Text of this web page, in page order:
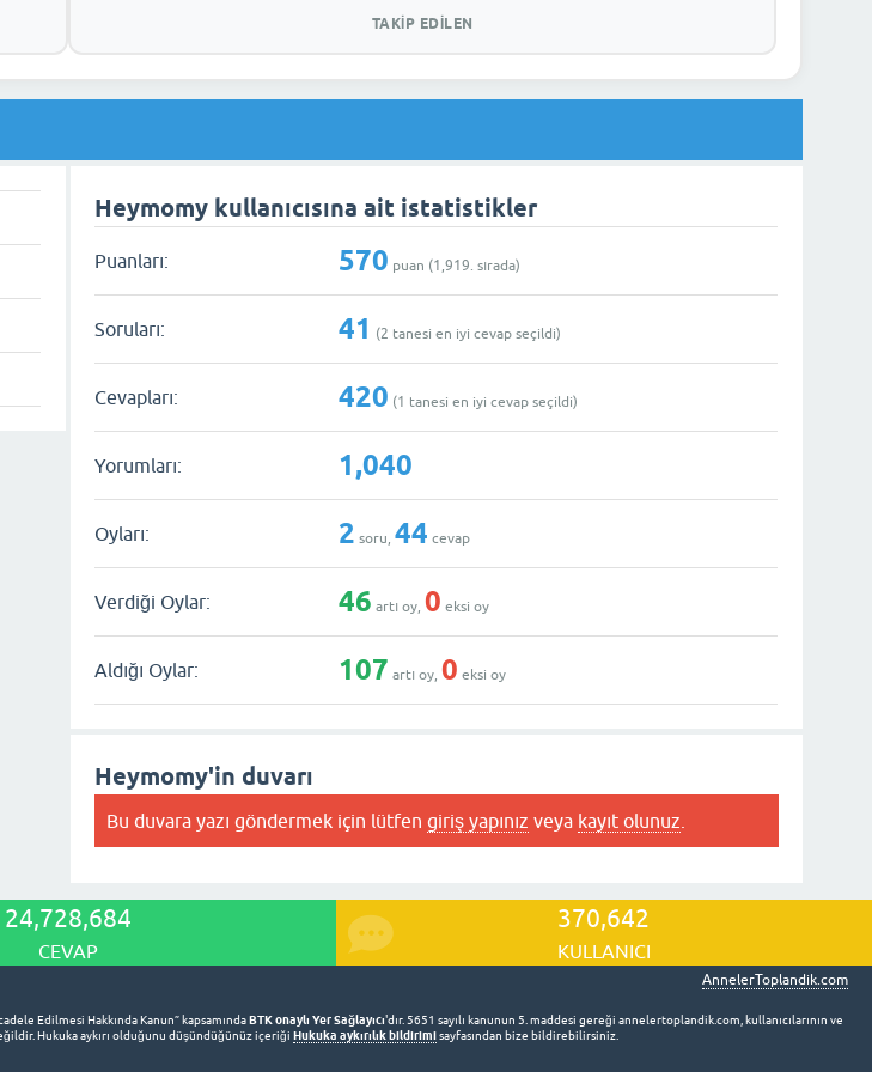
TAKIP EDILEN
Heymomy kullanıcısına ait istatistikler
Puanları: 570 puan (1,919. sırada)
Soruları: 41 (2 tanesi en iyi cevap seçildi)
Cevapları: 420 (1 tanesi en iyi cevap seçildi)
Yorumları: 1,040
Oyları: 2 soru,44 cevap
Verdiği Oylar: 46 artı oy,0 eksi oy
Aldığı Oylar: 107 artı oy,0 eksi oy
Heymomy'in duvarı
Bu duvara yazı göndermek için lütfengiriş yapınız veya kayıt olunuz
24,728,684
CEVAP
370,642
KULLANICI
AnnelerToplandik.com
Edilmesi Hakkında Kanun” kapsamındaBTK onaylı Yer Sağlayıcı'dır. 5651 sayılı kanunun 5. maddesi gereği annelertoplandik.com, kullanıcılarının ve
Hukuka aykırı olduğunu düşündüğünüz içeriği Hukuka aykırılık bildirimisayfasından bize bildirebilirsiniz.